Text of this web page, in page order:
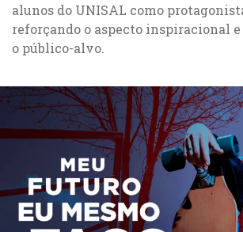
alunos do UNISAL como
reforçando o aspecto inspiracional e
o público-alvo.